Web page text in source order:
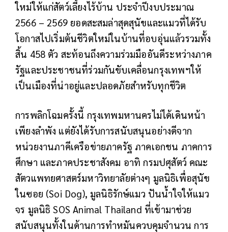
ใหม่ให้แก่สัตว์เลี้ยงไร้บ้าน ประจำปีงบประมาณ
2566 – 2569 ยอดสะสมล่าสุดสุนัขและแมวที่ได้รับ
โอกาสไปเริ่มต้นชีวิตใหม่ในบ้านที่อบอุ่นแล้วรวมทั้ง
สิ้น 458 ตัว สะท้อนถึงความร่วมมืออันดีระหว่างภาค
รัฐและประชาชนที่ร่วมกันขับเคลื่อนกรุงเทพฯให้
เป็นเมืองที่น่าอยู่และปลอดภัยสำหรับทุกชีวิต
การพลิกโฉมครั้งนี้ กรุงเทพมหานครไม่ได้เดินหน้า
เพียงลำพัง แต่ยังได้รับการสนับสนุนอย่างดีจาก
หน่วยงานภาคีเครือข่ายภาครัฐ ภาคเอกชน ภาคการ
ศึกษา และภาคประชาสังคม อาทิ กรมปศุสัตว์ คณะ
สัตวแพทยศาสตร์มหาวิทยาลัยต่างๆ มูลนิธิเพื่อสุนัข
ในซอย (Soi Dog), มูลนิธิรักษ์แมว ปันน้ำใจให้แมว
จร มูลนิธิ SOS Animal Thailand ที่เข้ามาช่วย
สนับสนุนทั้งในด้านการทำหมันควบคุมจำนวน การ